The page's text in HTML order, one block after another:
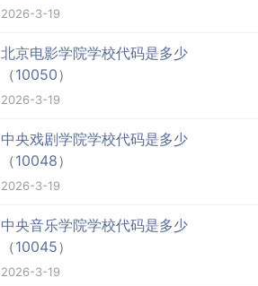
2026-3-19
北京电影学院学校代码是多少
（10050）
2026-3-19
中央戏剧学院学校代码是多少
（10048）
2026-3-19
中央音乐学院学校代码是多少
（10045）
2026-3-19